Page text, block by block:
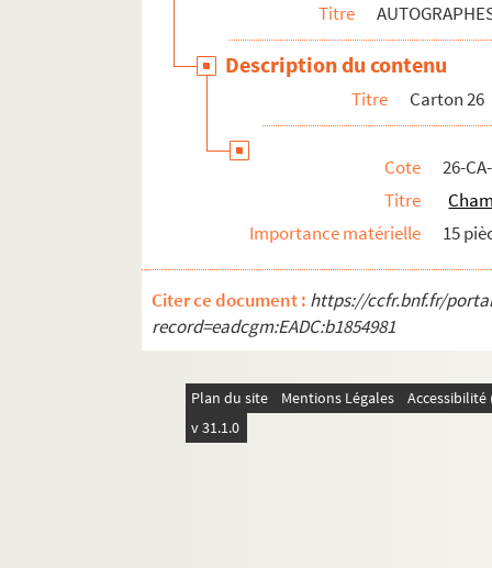
Titre
Description du contenu
Titre Carton 26
Cote
26-
Titre
Importance matérielle
15
Citer ce document : https://ccfr.bnf.fr/
record=eadcgm:EADC:b1854981
Plan du site Mentions Légales
v 31.1.0